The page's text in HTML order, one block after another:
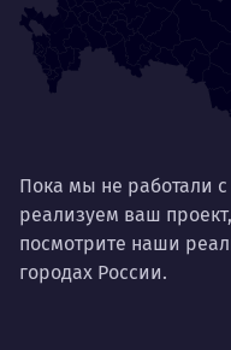
Пока мы не работали
реализуем ваш
посмотрите наши
городах России.